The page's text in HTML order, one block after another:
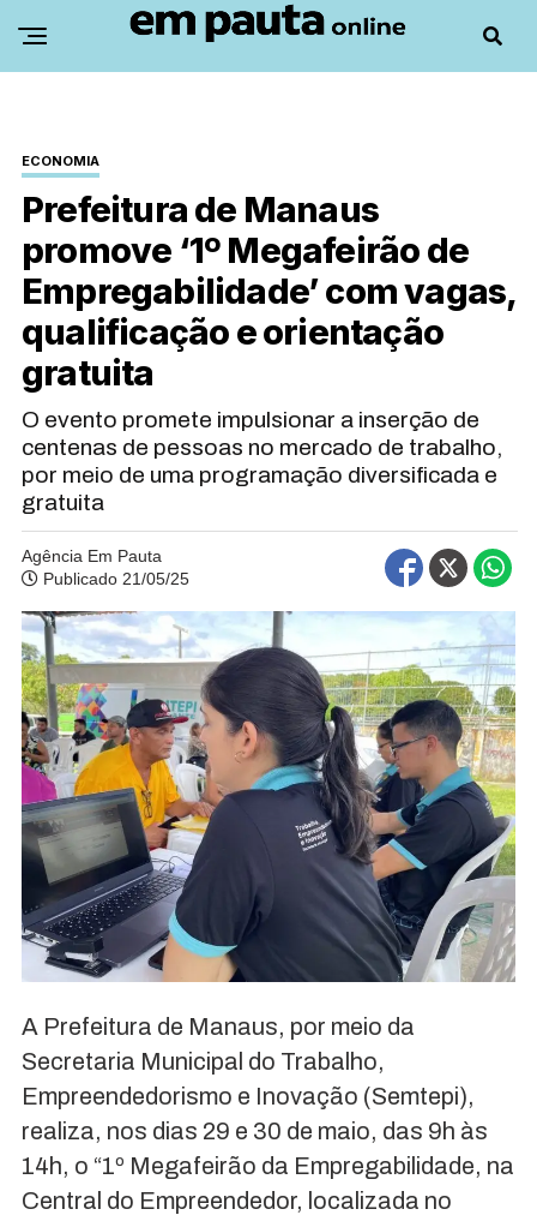
ECONOMIA
Prefeitura de Manaus
promove ‘1º Megafeirão de
Empregabilidade’ com vagas,
qualificação e orientação
gratuita
O evento promete impulsionar a inserção de
centenas de pessoas no mercado de trabalho,
por meio de uma programação diversificada e
gratuita
Agência Em Pauta
Publicado 21/05/25
A Prefeitura de Manaus, por meio da
Secretaria Municipal do Trabalho,
Empreendedorismo e Inovação (Semtepi),
realiza, nos dias 29 e 30 de maio, das 9h às
14h, o “1º Megafeirão da Empregabilidade, na
Central do Empreendedor, localizada no